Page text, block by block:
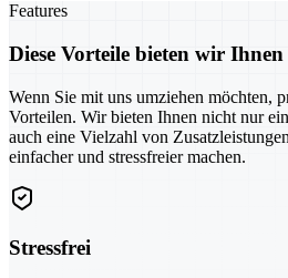
Features
Diese Vorteile bieten wir Ihnen
Wenn Sie mit uns umziehen möchten,
Vorteilen. Wir bieten Ihnen nicht nur
auch eine Vielzahl von
einfacher und stressfreier machen.
Stressfrei